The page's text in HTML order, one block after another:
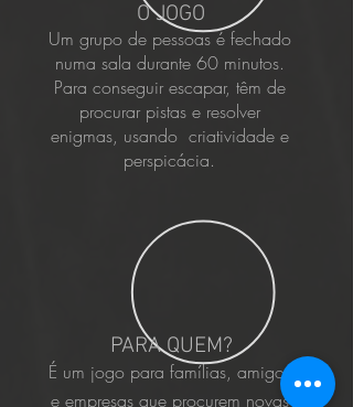
O JOGO
Um grupo de pessoas é fechado
numa sala durante 60 minutos.
Para conseguir escapar, têm de
procurar pistas e resolver
enigmas, usando criatividade e
perspicácia.
PARA QUEM?
É um jogo para famílias, amigos
e empresas que procurem novas